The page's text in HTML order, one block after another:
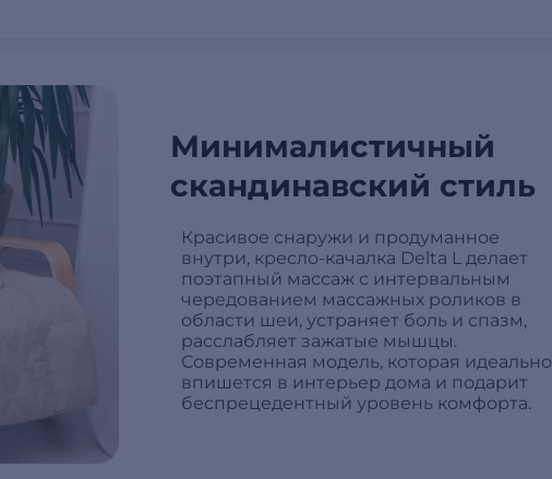
Минималистичный
скандинавский стиль
Красивое снаружи и продуманное
внутри, кресло-качалка Delta L делает
поэтапный массаж с интервальным
чередованием массажных роликов в
области шеи, устраняет боль и спазм,
расслабляет зажатые мышцы.
Современная модель, которая идеально
впишется в интерьер дома и подарит
беспрецедентный уровень комфорта.